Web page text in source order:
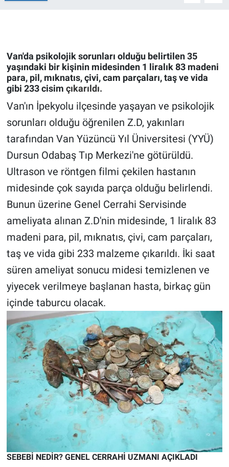
Van'da psikolojik sorunları olduğu belirtilen 35
yaşındaki bir kişinin midesinden 1 liralık 83 madeni
para, pil, mıknatıs, çivi, cam parçaları, taş ve vida
gibi 233 cisim çıkarıldı.
Van'ın İpekyolu ilçesinde yaşayan ve psikolojik
sorunları olduğu öğrenilen Z.D, yakınları
tarafından Van Yüzüncü Yıl Üniversitesi (YYÜ)
Dursun Odabaş Tıp Merkezi'ne götürüldü.
Ultrason ve röntgen filmi çekilen hastanın
midesinde çok sayıda parça olduğu belirlendi.
Bunun üzerine Genel Cerrahi Servisinde
ameliyata alınan Z.D'nin midesinde, 1 liralık 83
madeni para, pil, mıknatıs, çivi, cam parçaları,
taş ve vida gibi 233 malzeme çıkarıldı. İki saat
süren ameliyat sonucu midesi temizlenen ve
yiyecek verilmeye başlanan hasta, birkaç gün
içinde taburcu olacak.
SEBEBİ NEDİR? GENEL CERRAHİ UZMANI AÇIKLADI
Gün Başlıyor
Gün Bitiyor
Gün Ortası
Gündem Özel
Günün görüntüsü
Haber
İlan
Kimdir
Koronavirüs
Kültür Sanat
Ne demişti
Nedir
Popüler
Programlar
Sağlık
Spor